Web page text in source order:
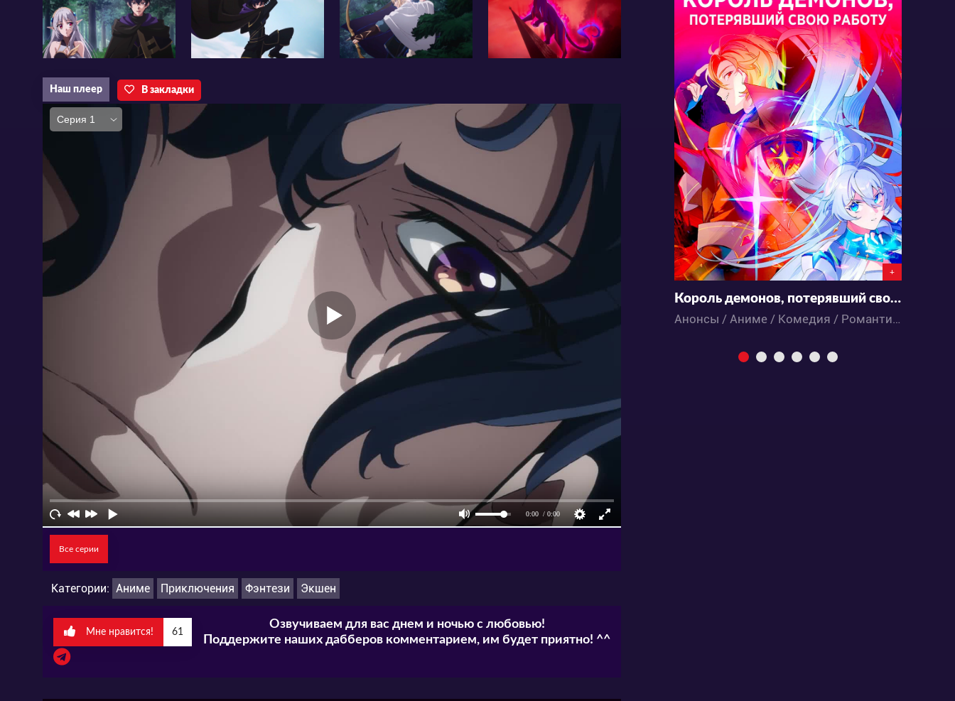
Наш плеер В закладки
Все серии
Категории: Аниме Приключения Фэнтези Экшен
Мне нравится! 61
Озвучиваем для вас днем и ночью с любовью!
Поддержите наших дабберов комментарием, им будет приятно! ^^
+
Король демонов, потерявший свою работу
Анонсы / Аниме / Комедия / Романтика / Фэнтези